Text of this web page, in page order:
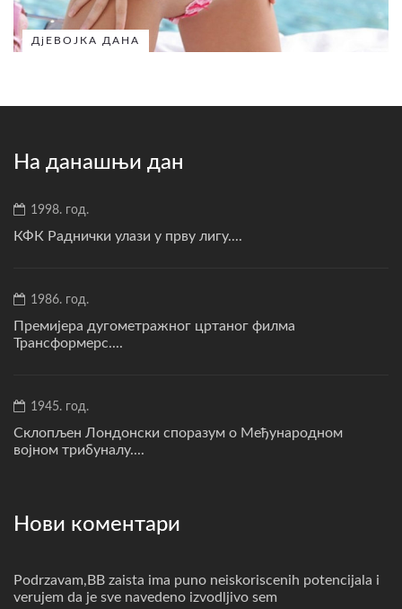
ДјЕВОЈКА ДАНА
На данашњи дан
1998. год.
КФК Раднички улази у прву лигу....
1986. год.
Премијера дугометражног цртаног филма
Трансформерс....
1945. год.
Склопљен Лондонски споразум о Међународном
војном трибуналу....
Нови коментари
Podrzavam,BB zaista ima puno neiskoriscenih potencijala i
verujem da je sve navedeno izvodljivo sem